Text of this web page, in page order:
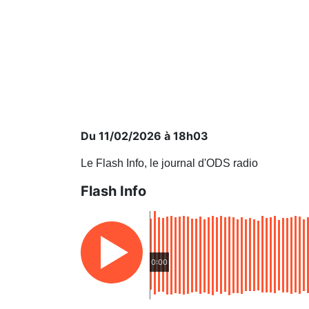
Du 11/02/2026 à 18h03
Le Flash Info, le journal d'ODS radio
Flash Info
0:00